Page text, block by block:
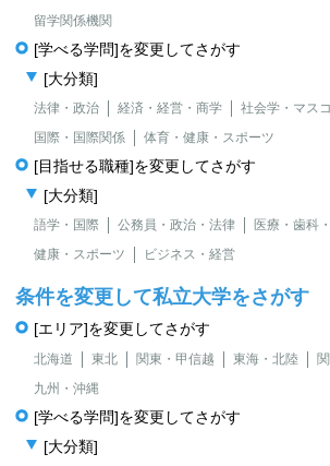
留学関係機関
[学べる学問]を変更してさがす
[大分類]
法律・政治 経済・経営・商学
社会学・マス
国際・国際関係
体育・健康・スポーツ
[目指せる職種]を変更してさがす
[大分類]
語学・国際 公務員・政治・法律
医療・歯科
健康・スポーツ
ビジネス・経営
条件を変更して私立大学をさがす
[エリア]を変更してさがす
北海道 東北 関東・甲信越 東海・北陸
九州・沖縄
[学べる学問]を変更してさがす
[大分類]